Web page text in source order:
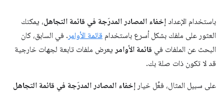
باستخدام الإعداد إخفاء المصادر المدرَجة في قائمة التجاهل، يمكنك
العثور على ملفك بشكل أسرع باستخدام قائمة الأوامر . في السابق، كان
البحث عن الملفات في قائمة الأوامر يعرض ملفات تابعة لجهات خارجية
قد لا تكون ذات صلة بك.
على سبيل المثال، فعِّل خيار إخفاء المصادر المدرَجة في قائمة التجاهل